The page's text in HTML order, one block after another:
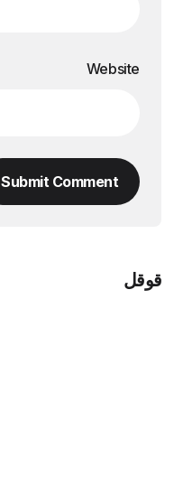
Website
Submit Comment
قوقل